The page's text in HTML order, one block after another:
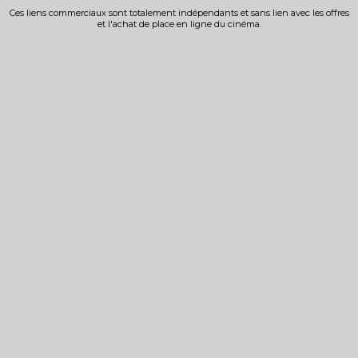
Ces liens commerciaux sont totalement indépendants et sans lien avec les offres
et l'achat de place en ligne du cinéma.